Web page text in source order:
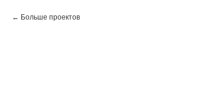
Больше проектов